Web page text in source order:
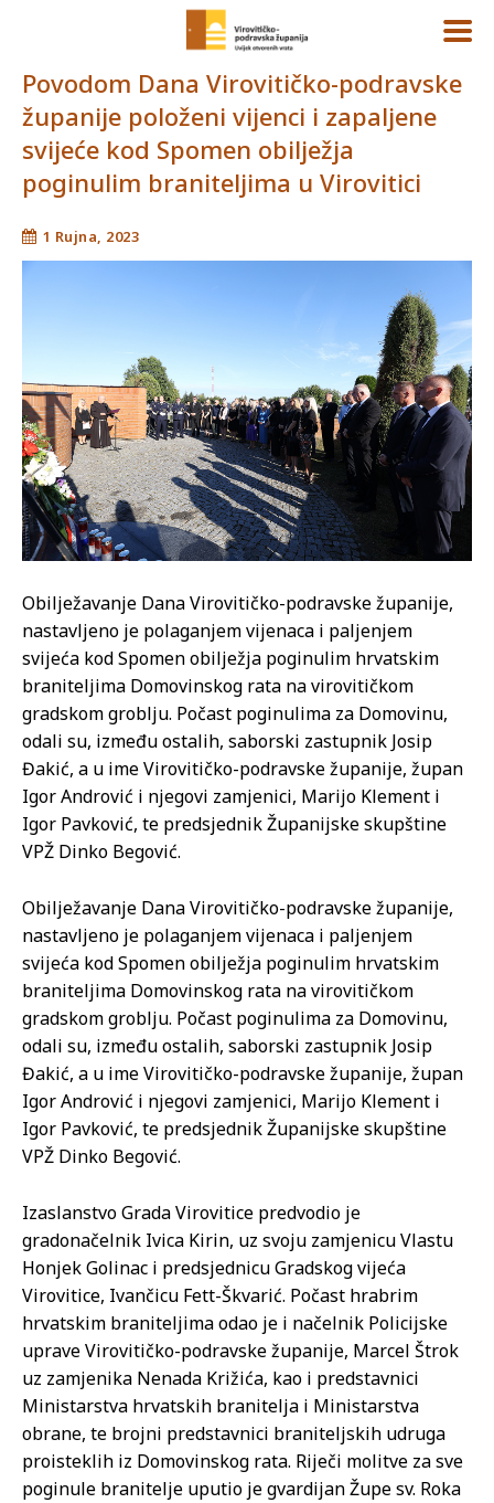
Povodom Dana Virovitičko-podravske
županije položeni vijenci i zapaljene
svijeće kod Spomen obilježja
poginulim braniteljima u Virovitici
1 Rujna, 2023
Obilježavanje Dana Virovitičko-podravske županije,
nastavljeno je polaganjem vijenaca i paljenjem
svijeća kod Spomen obilježja poginulim hrvatskim
braniteljima Domovinskog rata na virovitičkom
gradskom groblju. Počast poginulima za Domovinu,
odali su, između ostalih, saborski zastupnik Josip
Đakić, a u ime Virovitičko-podravske županije, župan
Igor Andrović i njegovi zamjenici, Marijo Klement i
Igor Pavković, te predsjednik Županijske skupštine
VPŽ Dinko Begović.
Obilježavanje Dana Virovitičko-podravske županije,
nastavljeno je polaganjem vijenaca i paljenjem
svijeća kod Spomen obilježja poginulim hrvatskim
braniteljima Domovinskog rata na virovitičkom
gradskom groblju. Počast poginulima za Domovinu,
odali su, između ostalih, saborski zastupnik Josip
Đakić, a u ime Virovitičko-podravske županije, župan
Igor Andrović i njegovi zamjenici, Marijo Klement i
Igor Pavković, te predsjednik Županijske skupštine
VPŽ Dinko Begović.
Izaslanstvo Grada Virovitice predvodio je
gradonačelnik Ivica Kirin, uz svoju zamjenicu Vlastu
Honjek Golinac i predsjednicu Gradskog vijeća
Virovitice, Ivančicu Fett-Škvarić. Počast hrabrim
hrvatskim braniteljima odao je i načelnik Policijske
uprave Virovitičko-podravske županije, Marcel Štrok
uz zamjenika Nenada Križića, kao i predstavnici
Ministarstva hrvatskih branitelja i Ministarstva
obrane, te brojni predstavnici braniteljskih udruga
proisteklih iz Domovinskog rata. Riječi molitve za sve
poginule branitelje uputio je gvardijan Župe sv. Roka